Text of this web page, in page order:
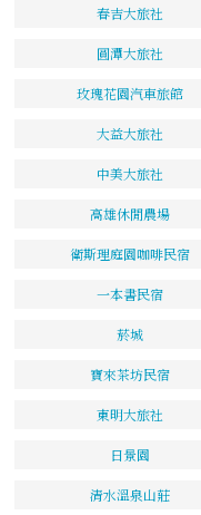
春吉大旅社
圓潭大旅社
玫瑰花園汽車旅館
大益大旅社
中美大旅社
高雄休閒農場
衛斯理庭園咖啡民宿
一本書民宿
菸城
寶來茶坊民宿
東明大旅社
日景園
清水溫泉山莊